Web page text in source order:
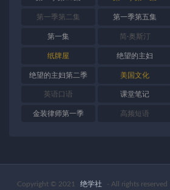
第一季第二集 第一季第五集
第一集 简·奥斯汀
纸牌屋 绝望的主妇
绝望的主妇第二季 美国文化
英语口语 课堂笔记
金装律师第一季 高频短语
Copyright © 2021 绝学社 - All rights reserved